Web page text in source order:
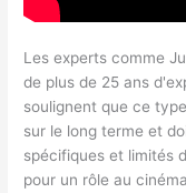
Les experts comme
de plus de 25 ans
soulignent que ce
sur le long terme et
spécifiques et limités
pour un rôle au